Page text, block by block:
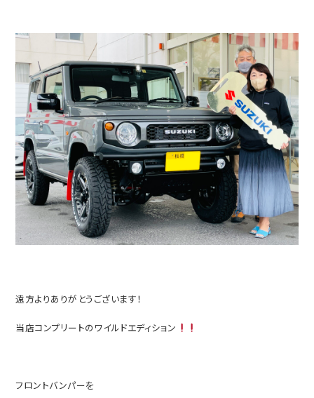
遠方よりありがとうございます！
当店コンプリートのワイルドエディション
フロントバンパーを